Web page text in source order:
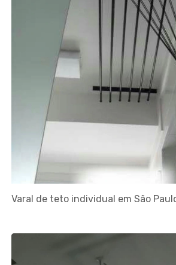
Varal de teto individual em São